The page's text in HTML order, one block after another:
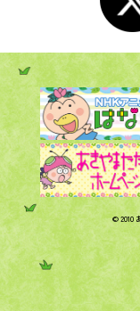
© 2010